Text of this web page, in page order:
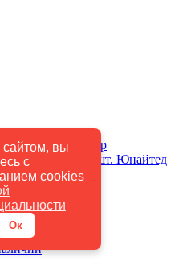
сайтом, вы
с
cookies
Ок
Быстрый просмотр
Шри-Ланка 6 шт. Юнайтед